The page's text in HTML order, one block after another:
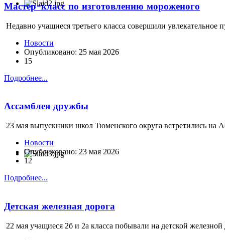
Мастер-класс по изготовлению мороженого
Недавно учащиеся третьего класса совершили
Новости
Опубликовано: 25 мая 2026
15
Подробнее...
Ассамблея дружбы
23 мая выпускники школ Тюменского округа встретились на
Новости
Опубликовано: 23 мая 2026
12
Подробнее...
Детская железная дорога
22 мая учащиеся 2б и 2а класса побывали на детской железной